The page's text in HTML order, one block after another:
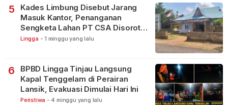
5
Kades Limbung Disebut Jarang
Masuk Kantor, Penanganan
Sengketa Lahan PT CSA Disorot
Warga
Lingga - 1 minggu yang lalu
6
BPBD Lingga Tinjau Langsung
Kapal Tenggelam di Perairan
Lansik, Evakuasi Dimulai Hari Ini
Peristiwa - 4 minggu yang lalu